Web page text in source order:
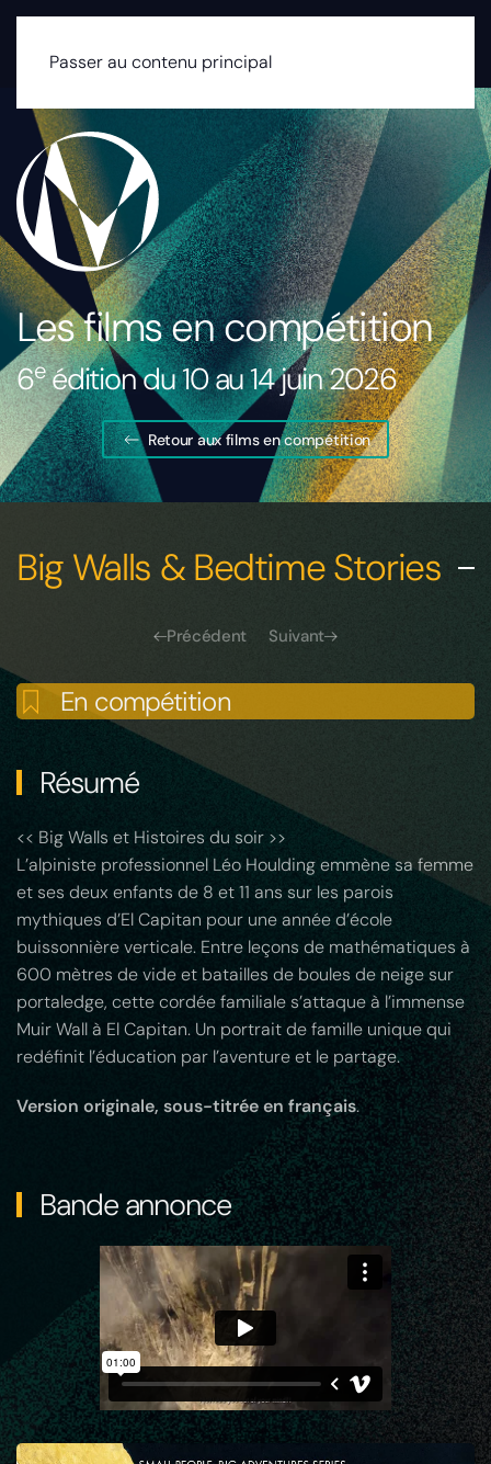
Passer au contenu principal
Les films en compétition
6eédition du 10 au 14 juin 2026
Retour aux films en compétition
Big Walls & Bedtime Stories
Précédent Suivant
En compétition
Résumé
<< Big Walls et Histoires du soir >>
L’alpiniste professionnel Léo Houlding emmène sa femme
et ses deux enfants de 8 et 11 ans sur les parois
mythiques d’El Capitan pour une année d’école
buissonnière verticale. Entre leçons de mathématiques à
600 mètres de vide et batailles de boules de neige sur
portaledge, cette cordée familiale s’attaque à l’immense
Muir Wall à El Capitan. Un portrait de famille unique qui
redéfinit l’éducation par l’aventure et le partage.
Version originale, sous-titrée en français.
Bande annonce